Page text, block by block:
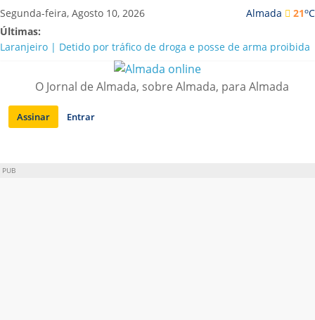
Saltar
para
conteúdo
Almada 21oC
Segunda-feira, Agosto 10, 2026
Últimas:
Laranjeiro | Detido por tráfico de droga e posse de arma proibida
A “crise” da água em Almada: ilações e ensinamentos necessários
Costa da Caparica | Polícia Marítima e ASAE detectam
irregularidades em habitações e restaurantes
APA diz que falta de água em Almada “foi um problema de má
O Jornal de Almada, sobre Almada, para Almada
Assinar Entrar
PUB